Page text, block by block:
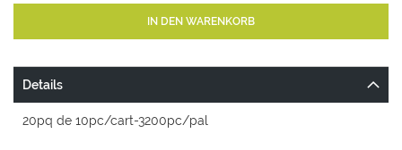
IN DEN WARENKORB
Details
20pq de 10pc/cart-3200pc/pal